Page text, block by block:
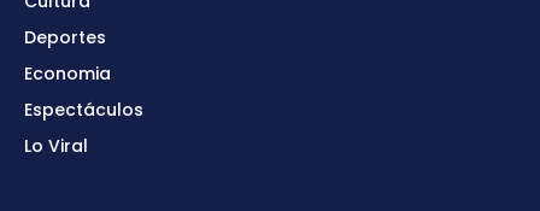
Deportes
Economia
Espectáculos
Lo Viral